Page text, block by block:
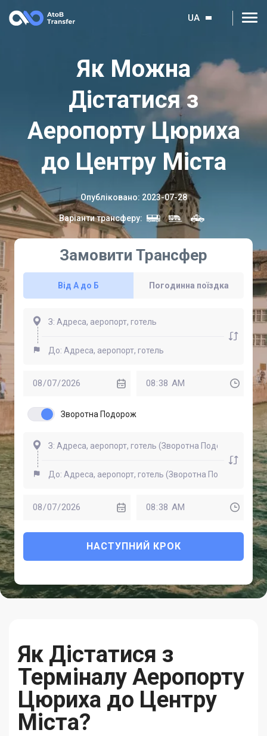
UA
Як Можна
Дістатися з
Аеропорту Цюриха
до Центру Міста
Опубліковано: 2023-07-28
Варіанти трансферу:
Замовити Трансфер
Від А до Б Погодинна поїздка
Зворотна Подорож
НАСТУПНИЙ КРОК
Як Дістатися з
Терміналу Аеропорту
Цюриха до Центру
Міста?